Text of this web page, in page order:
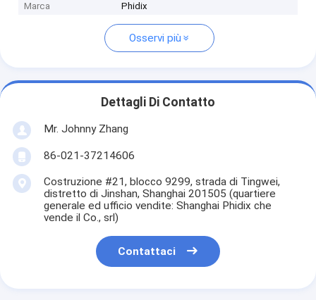
Marca
Phidix
Osservi più
Dettagli Di Contatto
Mr. Johnny Zhang
86-021-37214606
Costruzione #21, blocco 9299, strada di Tingwei,
distretto di Jinshan, Shanghai 201505 (quartiere
generale ed ufficio vendite: Shanghai Phidix che
vende il Co., srl)
Contattaci